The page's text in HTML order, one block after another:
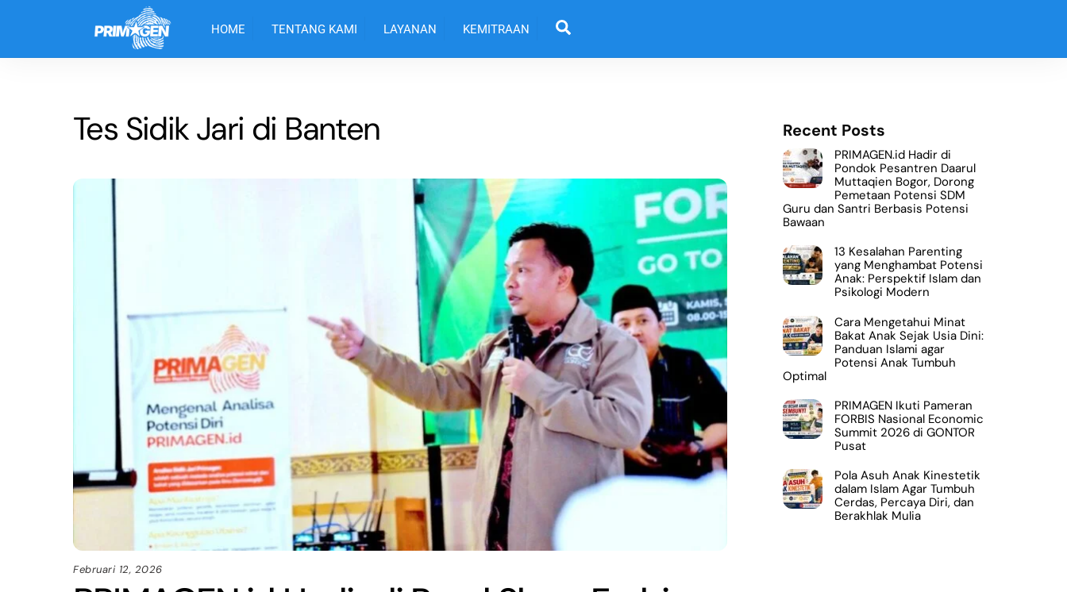
HOME TENTANG KAMI LAYANAN KEMITRAAN
Tes Sidik Jari di Banten
Februari 12, 2026
Recent Posts
PRIMAGEN.id Hadir di
Pondok Pesantren Daarul
Muttaqien Bogor, Dorong
Pemetaan Potensi SDM
Guru dan Santri Berbasis Potensi
Bawaan
13 Kesalahan Parenting
yang Menghambat Potensi
Anak: Perspektif Islam dan
Psikologi Modern
Cara Mengetahui Minat
Bakat Anak Sejak Usia Dini:
Panduan Islami agar
Potensi Anak Tumbuh
Optimal
PRIMAGEN Ikuti Pameran
FORBIS Nasional Economic
Summit 2026 di GONTOR
Pusat
Pola Asuh Anak Kinestetik
dalam Islam Agar Tumbuh
Cerdas, Percaya Diri, dan
Berakhlak Mulia